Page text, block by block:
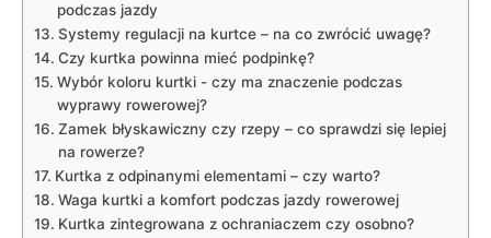
‍podczas jazdy
Systemy regulacji⁢ na kurtce – na co zwrócić uwagę?
Czy kurtka‍ powinna ⁢mieć podpinkę?
Wybór koloru‍ kurtki ​- czy ma znaczenie podczas
wyprawy rowerowej?
Zamek błyskawiczny czy rzepy – ‍co sprawdzi się‌ lepiej
na rowerze?
Kurtka z odpinanymi elementami – czy⁣ warto?
Waga kurtki a komfort podczas jazdy rowerowej
Kurtka zintegrowana z ochraniaczem ⁤czy osobno?